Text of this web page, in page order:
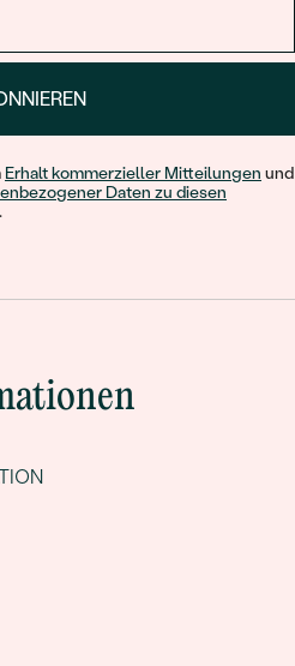
Erhalt kommerzieller Mitteilungen und
Daten zu diesen